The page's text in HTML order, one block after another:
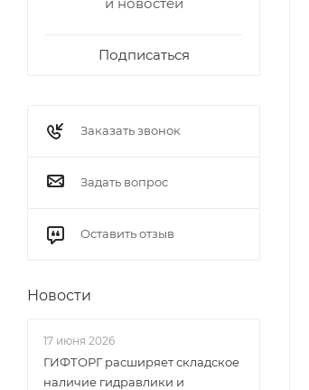
Подписаться
Заказать звонок
Задать вопрос
Оставить отзыв
Новости
17 июня 2026
ГИФТОРГ расширяет складское
наличие гидравлики и